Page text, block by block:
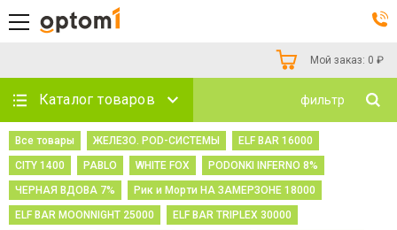
Мой заказ: 0 ₽
Каталог товаров фильтр
Все товары ЖЕЛЕЗО. POD-СИСТЕМЫ
ELF BAR 16000
CITY 1400
PABLO WHITE FOX
PODONKI INFERNO 8%
ЧЕРНАЯ ВДОВА 7%
Рик и Морти НА ЗАМЕРЗОНЕ 18000
ELF BAR MOONNIGHT 25000
ELF BAR TRIPLEX 30000